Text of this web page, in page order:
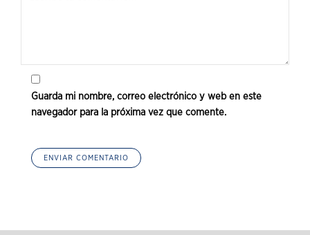
Guarda mi nombre, correo electrónico y web en este
navegador para la próxima vez que comente.